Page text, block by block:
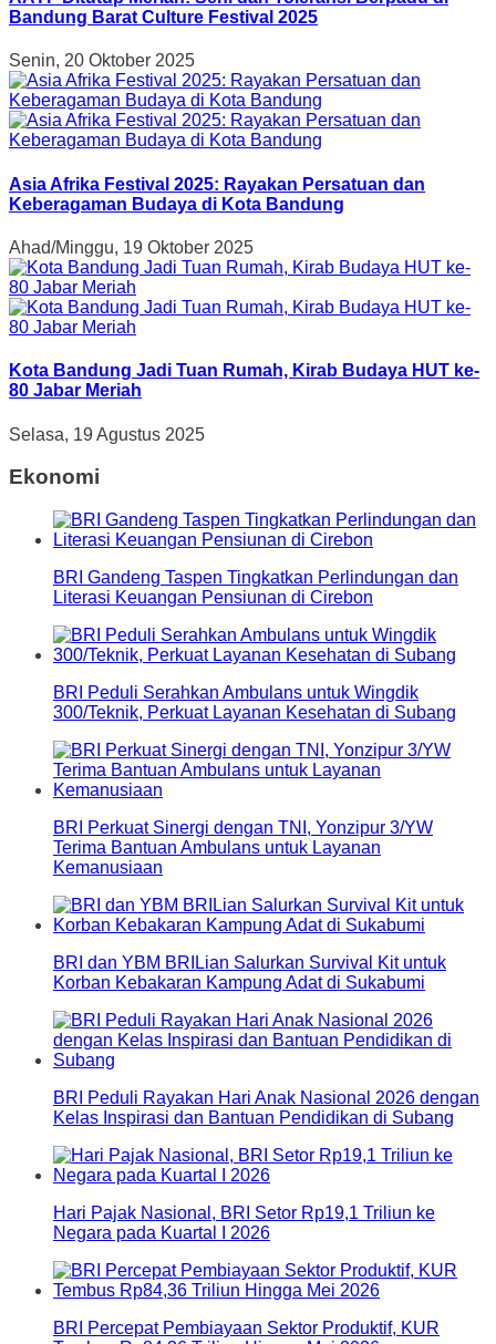
Bandung Barat Culture Festival 2025
Senin, 20 Oktober 2025
Asia Afrika Festival 2025: Rayakan Persatuan dan
Keberagaman Budaya di Kota Bandung
Ahad/Minggu, 19 Oktober 2025
Kota Bandung Jadi Tuan Rumah, Kirab Budaya HUT ke-
80 Jabar Meriah
Selasa, 19 Agustus 2025
Ekonomi
BRI Gandeng Taspen Tingkatkan Perlindungan dan
Literasi Keuangan Pensiunan di Cirebon
BRI Peduli Serahkan Ambulans untuk Wingdik
300/Teknik, Perkuat Layanan Kesehatan di Subang
BRI Perkuat Sinergi dengan TNI, Yonzipur 3/YW
Terima Bantuan Ambulans untuk Layanan
Kemanusiaan
BRI dan YBM BRILian Salurkan Survival Kit untuk
Korban Kebakaran Kampung Adat di Sukabumi
BRI Peduli Rayakan Hari Anak Nasional 2026 dengan
Kelas Inspirasi dan Bantuan Pendidikan di Subang
Hari Pajak Nasional, BRI Setor Rp19,1 Triliun ke
Negara pada Kuartal I 2026
BRI Percepat Pembiayaan Sektor Produktif, KUR